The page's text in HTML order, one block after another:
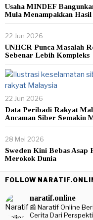
Usaha MINDEF
Mula Menampakkan Hasil
22 Jun 2026
UNHCR Punca Masalah
Sebenar Lebih Kompleks
22 Jun 2026
Data Peribadi Rakyat
Ancaman Siber Semakin
28 Mei 2026
Sweden Kini Bebas Asap
Merokok Dunia
FOLLOW
naratif.online
📰 Naratif Online
Cerita Dari